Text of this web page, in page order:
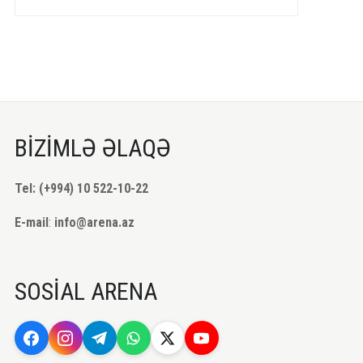
BİZİMLƏ ƏLAQƏ
Tel: (+994) 10 522-10-22
E-mail: info@arena.az
SOSİAL ARENA